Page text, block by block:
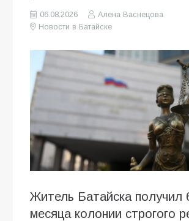
06.08.2026
Алена Васнецова
Новости в Батайске
Житель Батайска получил
месяца колонии строгого